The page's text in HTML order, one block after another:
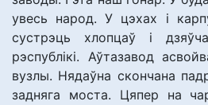
увесь народ. У цэхах і
сустрэць хлопцаў і
рэспублікі. Аўтазавод
вузлы. Нядаўна скончана
задняга моста. Цяпер на